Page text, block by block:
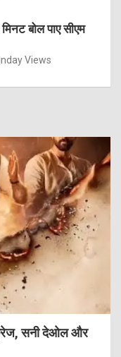
बोल पाए सीएम
Views
सनी देओल और